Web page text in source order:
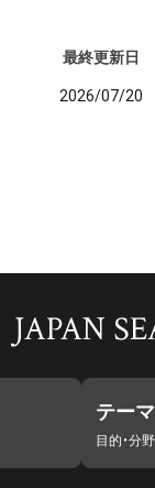
最終更新日
2026/07/20
テー
目的・分